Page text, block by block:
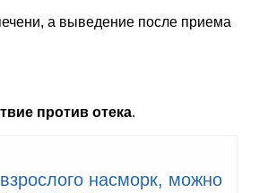
а выведение после приема
против отека.
насморк, можно